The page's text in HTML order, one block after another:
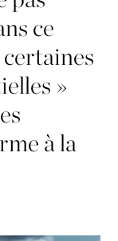
ce
»
à la